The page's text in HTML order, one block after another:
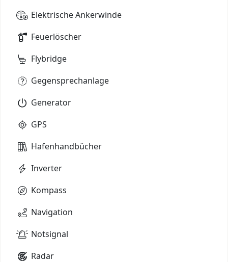
Elektrische Ankerwinde
Feuerlöscher
Flybridge
Gegensprechanlage
Generator
GPS
Hafenhandbücher
Inverter
Kompass
Navigation
Notsignal
Radar